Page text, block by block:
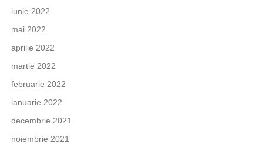
iunie 2022
mai 2022
aprilie 2022
martie 2022
februarie 2022
ianuarie 2022
decembrie 2021
noiembrie 2021